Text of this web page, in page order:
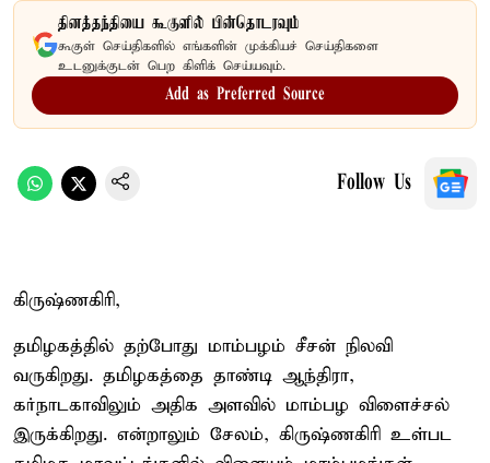
தினத்தந்தியை கூகுளில் பின்தொடரவும்
கூகுள் செய்திகளில் எங்களின் முக்கியச் செய்திகளை
உடனுக்குடன் பெற கிளிக் செய்யவும்.
Add as Preferred Source
Follow Us
கிருஷ்ணகிரி,
தமிழகத்தில் தற்போது மாம்பழம் சீசன் நிலவி
வருகிறது. தமிழகத்தை தாண்டி ஆந்திரா,
கர்நாடகாவிலும் அதிக அளவில் மாம்பழ விளைச்சல்
இருக்கிறது. என்றாலும் சேலம், கிருஷ்ணகிரி உள்பட